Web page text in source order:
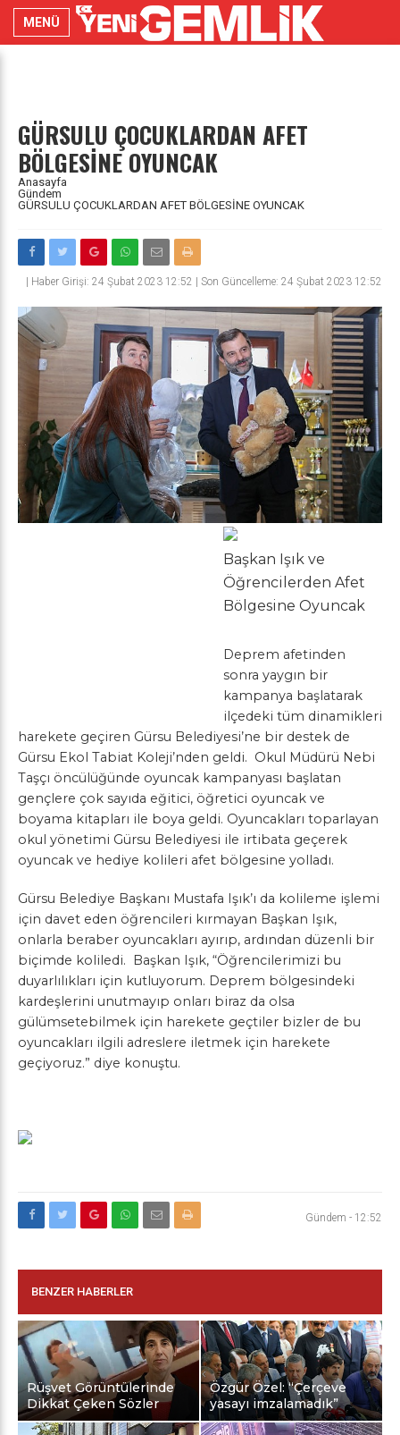
MENÜ
GÜRSULU ÇOCUKLARDAN AFET
BÖLGESİNE OYUNCAK
Anasayfa
Gündem
GÜRSULU ÇOCUKLARDAN AFET BÖLGESİNE OYUNCAK
Haber Girişi: 24 Şubat 2023 12:52 | Son Güncelleme: 24 Şubat 2023 12:52
Başkan Işık ve
Öğrencilerden Afet
Bölgesine Oyuncak
Deprem afetinden
sonra yaygın bir
kampanya başlatarak
ilçedeki tüm dinamikleri
harekete geçiren Gürsu Belediyesi’ne bir destek de
Gürsu Ekol Tabiat Koleji’nden geldi. Okul Müdürü Nebi
Taşçı öncülüğünde oyuncak kampanyası başlatan
gençlere çok sayıda eğitici, öğretici oyuncak ve
boyama kitapları ile boya geldi. Oyuncakları toparlayan
okul yönetimi Gürsu Belediyesi ile irtibata geçerek
oyuncak ve hediye kolileri afet bölgesine yolladı.
Gürsu Belediye Başkanı Mustafa Işık’ı da kolileme işlemi
için davet eden öğrencileri kırmayan Başkan Işık,
onlarla beraber oyuncakları ayırıp, ardından düzenli bir
biçimde koliledi. Başkan Işık, “Öğrencilerimizi bu
duyarlılıkları için kutluyorum. Deprem bölgesindeki
kardeşlerini unutmayıp onları biraz da olsa
gülümsetebilmek için harekete geçtiler bizler de bu
oyuncakları ilgili adreslere iletmek için harekete
geçiyoruz.” diye konuştu.
Gündem - 12:52
BENZER HABERLER
Rüşvet Görüntülerinde
Dikkat Çeken Sözler
Özgür Özel: “Çerçeve
yasayı imzalamadık”